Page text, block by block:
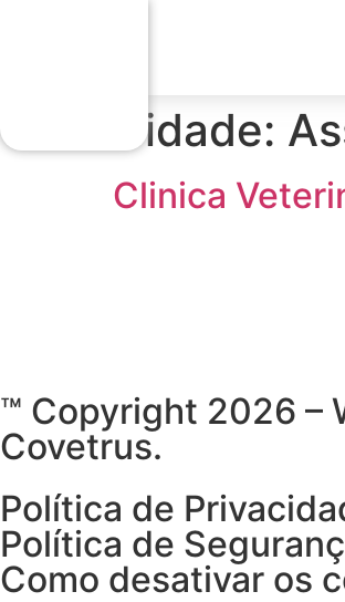
Cidade:
Clinica
™ Copyright 2026 –
Covetrus.
Política de
Política de
Como desativar os